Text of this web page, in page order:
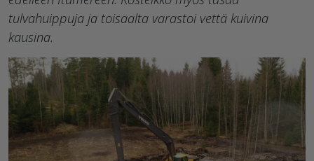
tulvahuippuja ja toisaalta varastoi vettä kuivina
kausina.